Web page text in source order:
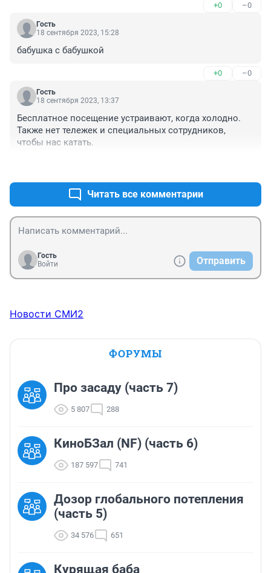
+0 –0
Гость
18 сентября 2023, 15:28
бабушка с бабушкой
+0 –0
Гость
18 сентября 2023, 13:37
Бесплатное посещение устраивают, когда холодно.
Также нет тележек и специальных сотрудников,
чтобы нас катать.
Читать все комментарии
Гость
Войти
Отправить
Новости СМИ2
ФОРУМЫ
Про засаду (часть 7)
5 807 288
КиноБЗал (NF) (часть 6)
187 597 741
Дозор глобального потепления
(часть 5)
34 576 651
Курящая баба